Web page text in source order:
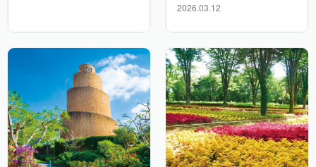
2026.03.12